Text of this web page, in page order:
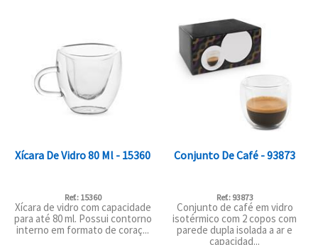
Xícara De Vidro 80 Ml - 15360
Ref.: 15360
Xícara de vidro com capacidade
para até 80 ml. Possui contorno
interno em formato de coraç...
Conjunto De Café - 93873
Ref.: 93873
Conjunto de café em vidro
isotérmico com 2 copos com
parede dupla isolada a ar e
capacidad...